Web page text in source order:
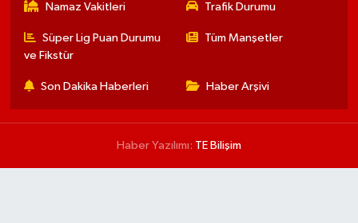
Namaz Vakitleri Trafik Durumu
Süper Lig Puan Durumu
ve Fikstür
Tüm Manşetler
Son Dakika Haberleri Haber Arşivi
Haber Yazılımı: TE Bilişim